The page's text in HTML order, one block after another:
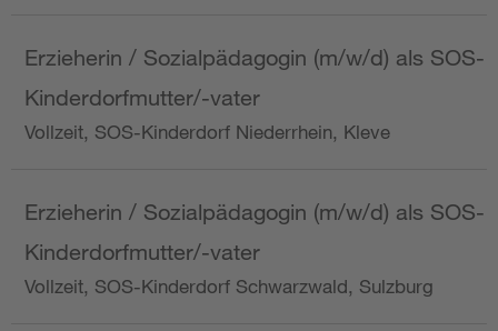
Erzieherin / Sozialpädagogin (m/w/d) als SOS-
Kinderdorfmutter/-vater
Vollzeit, SOS-Kinderdorf Niederrhein, Kleve
Erzieherin / Sozialpädagogin (m/w/d) als SOS-
Kinderdorfmutter/-vater
Vollzeit, SOS-Kinderdorf Schwarzwald, Sulzburg